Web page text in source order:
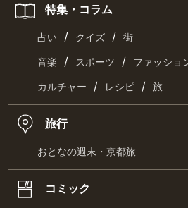
特集・コラム
占い / クイズ / 街
音楽 / スポーツ / ファッショ
カルチャー / レシピ / 旅
旅行
おとなの週末・京都旅
コミック